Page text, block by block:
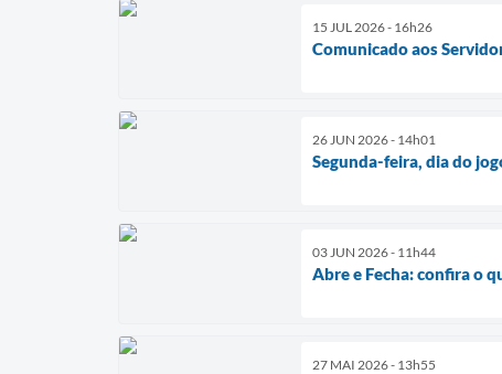
15 JUL 2026 - 16h26
Comunicado aos
26 JUN 2026 - 14h01
Segunda-feira, dia do
03 JUN 2026 - 11h44
Abre e Fecha: confira o
27 MAI 2026 - 13h55